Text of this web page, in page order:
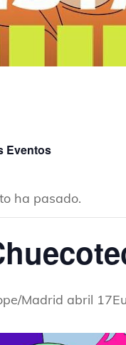
Eventos
ha pasado.
Madrid abril